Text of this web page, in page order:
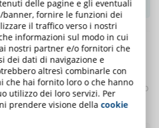
presente. Scrivi tu il primo
delle pagine e gli eventuali
fornire le funzioni dei
il traffico verso i nostri
informazioni sul modo in cui
nostri partner e/o fornitori che
dei dati di navigazione e
altresì combinarle con
che hai fornito loro o che hanno
utilizzo dei loro servizi. Per
prendere visione dellacookie